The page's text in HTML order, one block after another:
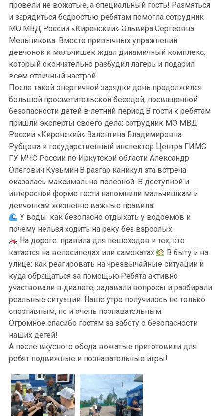
провели не вожатые, а специальный гость! Размяться
и зарядиться бодростью ребятам помогла сотрудник
МО МВД России «Киренский» Эльвира Сергеевна
Мельникова. Вместо привычных упражнений
девчонок и мальчишек ждал динамичный комплекс,
который окончательно разбудил лагерь и подарил
всем отличный настрой.
После такой энергичной зарядки день продолжился
большой просветительской беседой, посвященной
безопасности детей в летний период.В гости к ребятам
пришли эксперты своего дела: сотрудник МО МВД
России «Киренский» Валентина Владимировна
Рубцова и государственный инспектор Центра ГИМС
ГУ МЧС России по Иркутской области Александр
Олегович Кузьмин.В разгар каникул эта встреча
оказалась максимально полезной. В доступной и
интересной форме гости напомнили мальчишкам и
девчонкам жизненно важные правила:
У воды: как безопасно отдыхать у водоемов и
почему нельзя ходить на реку без взрослых.
На дороге: правила для пешеходов и тех, кто
катается на велосипедах или самокатах.
В быту и на
улице: как реагировать на чрезвычайные ситуации и
куда обращаться за помощью.Ребята активно
участвовали в диалоге, задавали вопросы и разбирали
реальные ситуации. Наше утро получилось не только
спортивным, но и очень познавательным.
Огромное спасибо гостям за заботу о безопасности
наших детей!
А после вкусного обеда вожатые приготовили для
ребят подвижные и познавательные игры!